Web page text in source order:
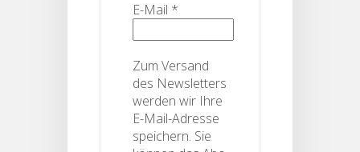
E-Mail *
Zum Versand
des Newsletters
werden wir Ihre
E-Mail-Adresse
speichern. Sie